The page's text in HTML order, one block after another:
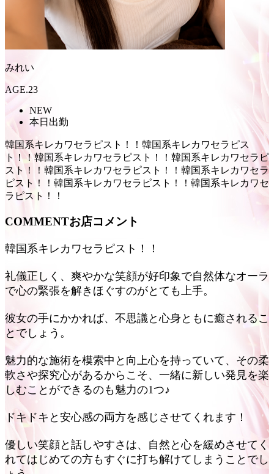
みれい
AGE.23
NEW
本日出勤
韓国系キレカワセラピスト！！ 韓国系キレカワセラピス
ト！！ 韓国系キレカワセラピスト！！ 韓国系キレカワセラピ
スト！！ 韓国系キレカワセラピスト！！ 韓国系キレカワセラ
ピスト！！ 韓国系キレカワセラピスト！！ 韓国系キレカワセ
ラピスト！！
COMMENTお店コメント
韓国系キレカワセラピスト！！
礼儀正しく、爽やかな笑顔が好印象で自然体なオーラ
で心の緊張を解きほぐすのがとても上手。
彼女の手にかかれば、不思議と心身ともに癒されるこ
とでしょう。
魅力的な施術を模索中と向上心を持っていて、その柔
軟さや探究心があるからこそ、一緒に新しい発見を楽
しむことができるのも魅力の1つ♪
ドキドキと安心感の両方を感じさせてくれます！
優しい笑顔と話しやすさは、自然と心を緩めさせてく
れてはじめての方もすぐに打ち解けてしまうことでし